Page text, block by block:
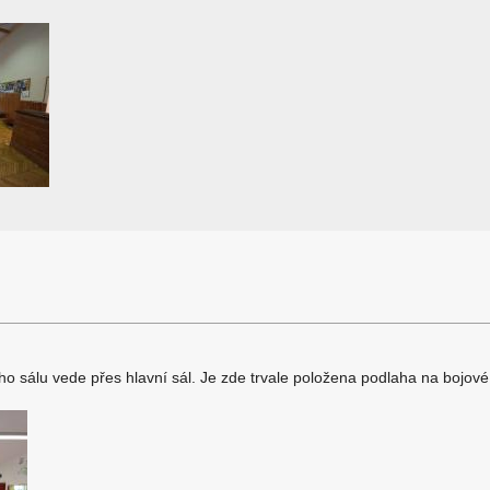
sálu vede přes hlavní sál. Je zde trvale položena podlaha na